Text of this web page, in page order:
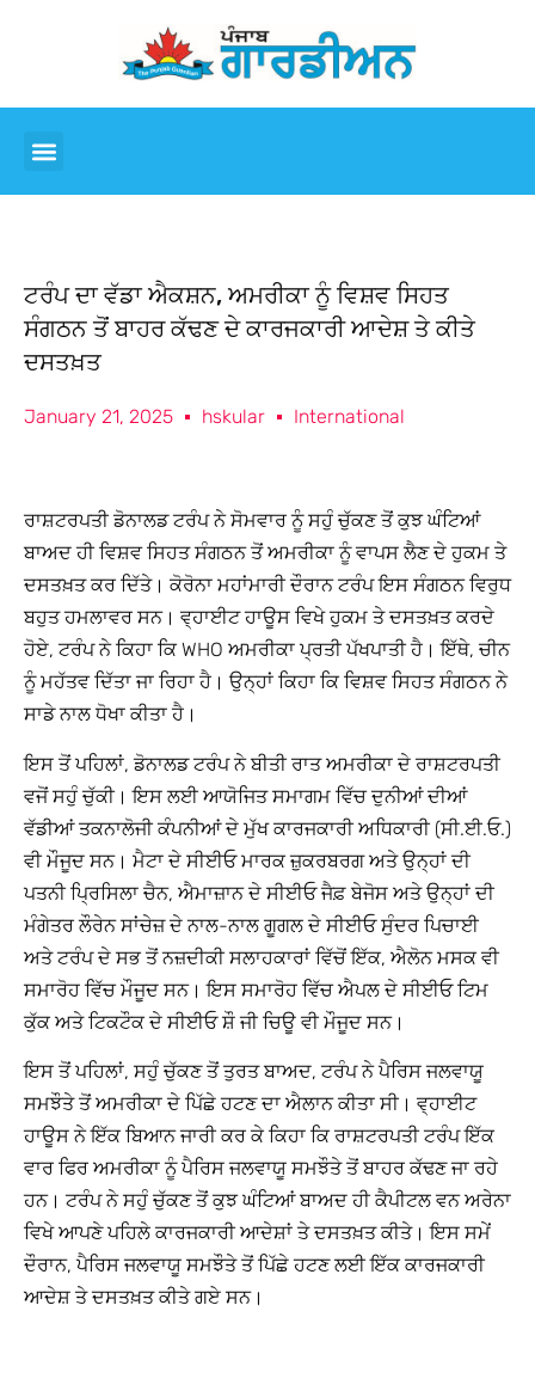
ਟਰੰਪ ਦਾ ਵੱਡਾ ਐਕਸ਼ਨ, ਅਮਰੀਕਾ ਨੂੰ ਵਿਸ਼ਵ ਸਿਹਤ
ਸੰਗਠਨ ਤੋਂ ਬਾਹਰ ਕੱਢਣ ਦੇ ਕਾਰਜਕਾਰੀ ਆਦੇਸ਼ ਤੇ ਕੀਤੇ
ਦਸਤਖ਼ਤ
January 21, 2025 hskular International
ਰਾਸ਼ਟਰਪਤੀ ਡੋਨਾਲਡ ਟਰੰਪ ਨੇ ਸੋਮਵਾਰ ਨੂੰ ਸਹੁੰ ਚੁੱਕਣ ਤੋਂ ਕੁਝ ਘੰਟਿਆਂ
ਬਾਅਦ ਹੀ ਵਿਸ਼ਵ ਸਿਹਤ ਸੰਗਠਨ ਤੋਂ ਅਮਰੀਕਾ ਨੂੰ ਵਾਪਸ ਲੈਣ ਦੇ ਹੁਕਮ ਤੇ
ਦਸਤਖ਼ਤ ਕਰ ਦਿੱਤੇ। ਕੋਰੋਨਾ ਮਹਾਂਮਾਰੀ ਦੌਰਾਨ ਟਰੰਪ ਇਸ ਸੰਗਠਨ ਵਿਰੁਧ
ਬਹੁਤ ਹਮਲਾਵਰ ਸਨ। ਵ੍ਹਾਈਟ ਹਾਊਸ ਵਿਖੇ ਹੁਕਮ ਤੇ ਦਸਤਖ਼ਤ ਕਰਦੇ
ਹੋਏ, ਟਰੰਪ ਨੇ ਕਿਹਾ ਕਿ WHO ਅਮਰੀਕਾ ਪ੍ਰਤੀ ਪੱਖਪਾਤੀ ਹੈ। ਇੱਥੇ, ਚੀਨ
ਨੂੰ ਮਹੱਤਵ ਦਿੱਤਾ ਜਾ ਰਿਹਾ ਹੈ। ਉਨ੍ਹਾਂ ਕਿਹਾ ਕਿ ਵਿਸ਼ਵ ਸਿਹਤ ਸੰਗਠਨ ਨੇ
ਸਾਡੇ ਨਾਲ ਧੋਖਾ ਕੀਤਾ ਹੈ।
ਇਸ ਤੋਂ ਪਹਿਲਾਂ, ਡੋਨਾਲਡ ਟਰੰਪ ਨੇ ਬੀਤੀ ਰਾਤ ਅਮਰੀਕਾ ਦੇ ਰਾਸ਼ਟਰਪਤੀ
ਵਜੋਂ ਸਹੁੰ ਚੁੱਕੀ। ਇਸ ਲਈ ਆਯੋਜਿਤ ਸਮਾਗਮ ਵਿੱਚ ਦੁਨੀਆਂ ਦੀਆਂ
ਵੱਡੀਆਂ ਤਕਨਾਲੋਜੀ ਕੰਪਨੀਆਂ ਦੇ ਮੁੱਖ ਕਾਰਜਕਾਰੀ ਅਧਿਕਾਰੀ (ਸੀ.ਈ.ਓ.)
ਵੀ ਮੌਜੂਦ ਸਨ। ਮੈਟਾ ਦੇ ਸੀਈਓ ਮਾਰਕ ਜ਼ੁਕਰਬਰਗ ਅਤੇ ਉਨ੍ਹਾਂ ਦੀ
ਪਤਨੀ ਪ੍ਰਿਸਿਲਾ ਚੈਨ, ਐਮਾਜ਼ਾਨ ਦੇ ਸੀਈਓ ਜੈਫ਼ ਬੇਜੋਸ ਅਤੇ ਉਨ੍ਹਾਂ ਦੀ
ਮੰਗੇਤਰ ਲੌਰੇਨ ਸਾਂਚੇਜ਼ ਦੇ ਨਾਲ-ਨਾਲ ਗੂਗਲ ਦੇ ਸੀਈਓ ਸੁੰਦਰ ਪਿਚਾਈ
ਅਤੇ ਟਰੰਪ ਦੇ ਸਭ ਤੋਂ ਨਜ਼ਦੀਕੀ ਸਲਾਹਕਾਰਾਂ ਵਿੱਚੋਂ ਇੱਕ, ਐਲੋਨ ਮਸਕ ਵੀ
ਸਮਾਰੋਹ ਵਿੱਚ ਮੌਜੂਦ ਸਨ। ਇਸ ਸਮਾਰੋਹ ਵਿੱਚ ਐਪਲ ਦੇ ਸੀਈਓ ਟਿਮ
ਕੁੱਕ ਅਤੇ ਟਿਕਟੌਕ ਦੇ ਸੀਈਓ ਸ਼ੌ ਜੀ ਚਿਊ ਵੀ ਮੌਜੂਦ ਸਨ।
ਇਸ ਤੋਂ ਪਹਿਲਾਂ, ਸਹੁੰ ਚੁੱਕਣ ਤੋਂ ਤੁਰਤ ਬਾਅਦ, ਟਰੰਪ ਨੇ ਪੈਰਿਸ ਜਲਵਾਯੂ
ਸਮਝੌਤੇ ਤੋਂ ਅਮਰੀਕਾ ਦੇ ਪਿੱਛੇ ਹਟਣ ਦਾ ਐਲਾਨ ਕੀਤਾ ਸੀ। ਵ੍ਹਾਈਟ
ਹਾਊਸ ਨੇ ਇੱਕ ਬਿਆਨ ਜਾਰੀ ਕਰ ਕੇ ਕਿਹਾ ਕਿ ਰਾਸ਼ਟਰਪਤੀ ਟਰੰਪ ਇੱਕ
ਵਾਰ ਫਿਰ ਅਮਰੀਕਾ ਨੂੰ ਪੈਰਿਸ ਜਲਵਾਯੂ ਸਮਝੌਤੇ ਤੋਂ ਬਾਹਰ ਕੱਢਣ ਜਾ ਰਹੇ
ਹਨ। ਟਰੰਪ ਨੇ ਸਹੁੰ ਚੁੱਕਣ ਤੋਂ ਕੁਝ ਘੰਟਿਆਂ ਬਾਅਦ ਹੀ ਕੈਪੀਟਲ ਵਨ ਅਰੇਨਾ
ਵਿਖੇ ਆਪਣੇ ਪਹਿਲੇ ਕਾਰਜਕਾਰੀ ਆਦੇਸ਼ਾਂ ਤੇ ਦਸਤਖ਼ਤ ਕੀਤੇ। ਇਸ ਸਮੇਂ
ਦੌਰਾਨ, ਪੈਰਿਸ ਜਲਵਾਯੂ ਸਮਝੌਤੇ ਤੋਂ ਪਿੱਛੇ ਹਟਣ ਲਈ ਇੱਕ ਕਾਰਜਕਾਰੀ
ਆਦੇਸ਼ ਤੇ ਦਸਤਖ਼ਤ ਕੀਤੇ ਗਏ ਸਨ।